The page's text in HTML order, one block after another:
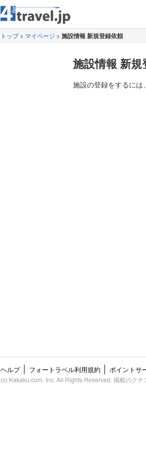
トップ> マイページ > 施設情報 新規登録依頼
施設情報 新規
施設の登録をするには、
ヘルプ フォートラベル利用規約 ポイントサ
(c) Kakaku.com, Inc. All Rights Reserved. 掲載のク